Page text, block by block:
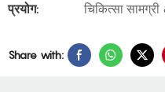
प्रयोग:
चिकित्सा
Share with: